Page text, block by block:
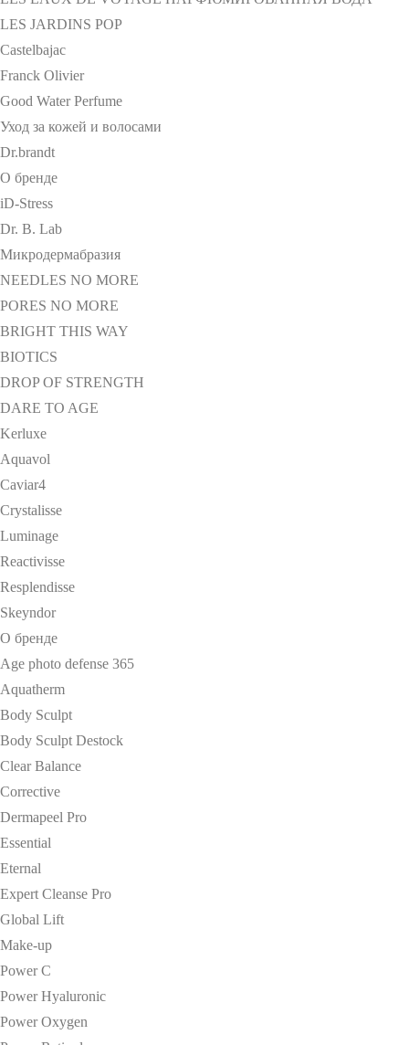
LES JARDINS POP
Castelbajac
Franck Olivier
Good Water Perfume
Уход за кожей и волосами
Dr.brandt
О бренде
iD-Stress
Dr. B. Lab
Микродермабразия
NEEDLES NO MORE
PORES NO MORE
BRIGHT THIS WAY
BIOTICS
DROP OF STRENGTH
DARE TO AGE
Kerluxe
Aquavol
Caviar4
Crystalisse
Luminage
Reactivisse
Resplendisse
Skeyndor
О бренде
Age photo defense 365
Aquatherm
Body Sculpt
Body Sculpt Destock
Clear Balance
Corrective
Dermapeel Pro
Essential
Eternal
Expert Cleanse Pro
Global Lift
Make-up
Power C
Power Hyaluronic
Power Oxygen